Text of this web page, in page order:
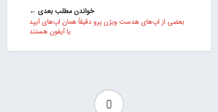
خواندن مطلب بعدی ←
بعضی از اپ‌های هدست ویژن پرو دقیقاً همان اپ‌های آیپد
یا آیفون هستند
0